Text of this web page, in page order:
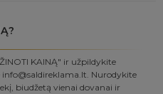
KAINĄ" ir užpildykite
Nurodykite
biudžetą vienai dovanai ir